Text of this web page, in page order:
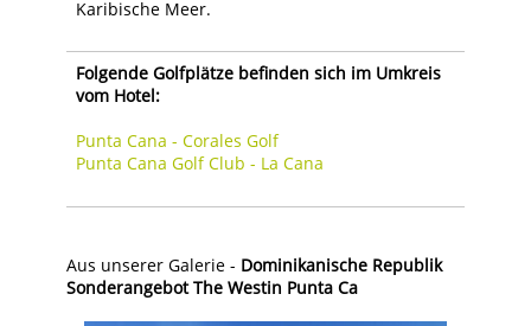
Karibische Meer.
Folgende Golfplätze befinden sich im Umkreis
vom Hotel:
Punta Cana - Corales Golf
Punta Cana Golf Club - La Cana
Aus unserer Galerie - Dominikanische Republik
Sonderangebot The Westin Punta Ca